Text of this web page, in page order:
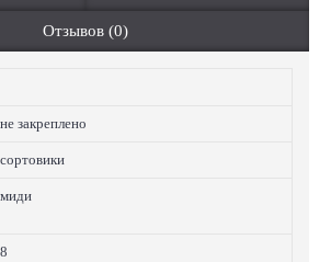
Отзывов (0)
не закреплено
сортовики
миди
8